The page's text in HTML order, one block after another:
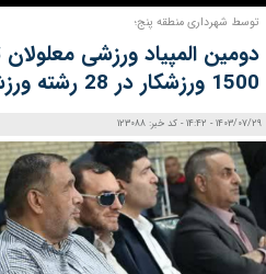
توسط شهرداری منطقه پنج؛
دومین المپیاد ورزشی معلولان
1500 ورزشکار در 28 رشته ورزشی
1403/07/29 - 14:42 - کد خبر: 123088